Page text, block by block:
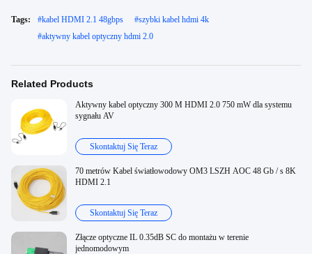
Tags: #kabel HDMI 2.1 48gbps #szybki kabel hdmi 4k
#aktywny kabel optyczny hdmi 2.0
Related Products
Aktywny kabel optyczny 300 M HDMI 2.0 750 mW dla systemu
sygnału AV
Skontaktuj Się Teraz
70 metrów Kabel światłowodowy OM3 LSZH AOC 48 Gb / s 8K
HDMI 2.1
Skontaktuj Się Teraz
Złącze optyczne IL 0.35dB SC do montażu w terenie
jednomodowym